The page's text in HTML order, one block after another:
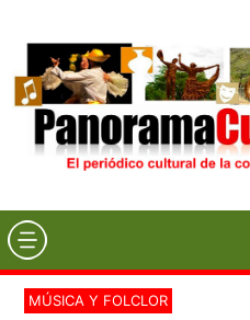
MÚSICA Y FOLCLOR